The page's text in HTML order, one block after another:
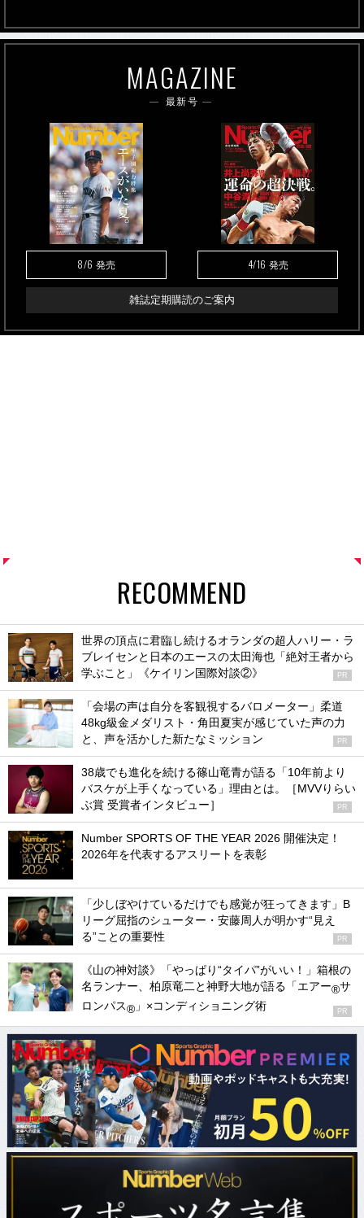
MAGAZINE
最新号
8/6 発売 4/16 発売
雑誌定期購読のご案内
RECOMMEND
世界の頂点に君臨し続けるオランダの超人ハリー・ラ
ブレイセンと日本のエースの太田海也「絶対王者から
学ぶこと」《ケイリン国際対談②》
PR
「会場の声は自分を客観視するバロメーター」柔道
48kg級金メダリスト・角田夏実が感じていた声の力
と、声を活かした新たなミッション
PR
38歳でも進化を続ける篠山竜青が語る「10年前より
バスケが上手くなっている」理由とは。［MVVりらい
ぶ賞 受賞者インタビュー］
PR
Number SPORTS OF THE YEAR 2026 開催決定！
2026年を代表するアスリートを表彰
「少しぼやけているだけでも感覚が狂ってきます」B
リーグ屈指のシューター・安藤周人が明かす“見え
る”ことの重要性
PR
《山の神対談》「やっぱり“タイパ”がいい！」箱根の
名ランナー、柏原竜二と神野大地が語る「エアー®サ
ロンパス® 」×コンディショニング術 PR